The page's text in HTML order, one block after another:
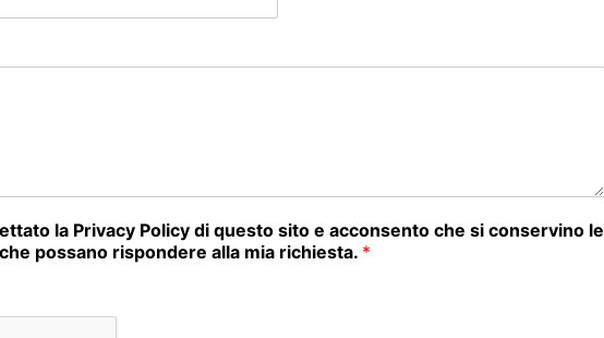
la Privacy Policy di questo sito e acconsento che si conservino le
possano rispondere alla mia richiesta. *